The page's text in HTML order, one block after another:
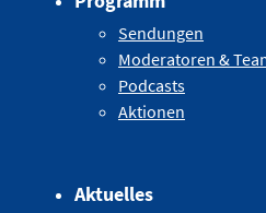
Sendungen
Moderatoren &
Podcasts
Aktionen
Aktuelles